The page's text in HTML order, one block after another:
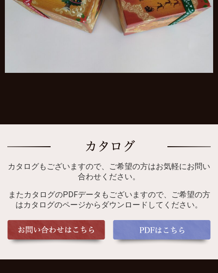
カタログもございますので、ご希望の方はお気軽にお問い
合わせください。
またカタログのPDFデータもございますので、ご希望の方
はカタログのページからダウンロードしてください。